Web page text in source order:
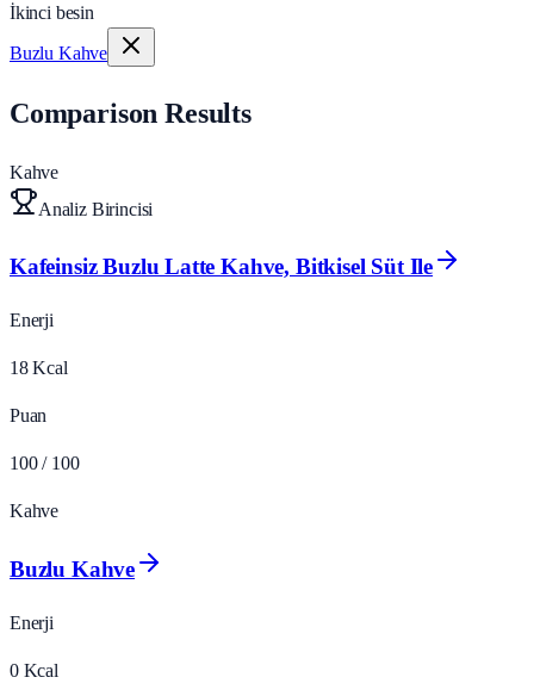
İkinci besin
Buzlu Kahve
Comparison Results
Kahve
Analiz Birincisi
Kafeinsiz Buzlu Latte Kahve, Bitkisel Süt Ile
Enerji
18 Kcal
Puan
100 / 100
Kahve
Buzlu Kahve
Enerji
0 Kcal